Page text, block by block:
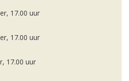
17.00 uur
17.00 uur
17.00 uur